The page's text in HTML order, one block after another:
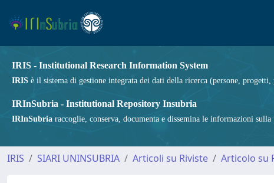
IRIS - Institutional Research Information System
IRIS è il sistema di gestione integrata dei dati della ricerca (persone,
IRInSubria - Institutional Repository Insubria
IRInSubria raccoglie, conserva, documenta e dissemina le informazioni
IRIS SIARI UNINSUBRIA Articoli su Riviste Articolo su